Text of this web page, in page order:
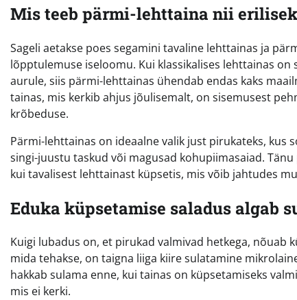
Mis teeb pärmi-lehttaina nii
Sageli aetakse poes segamini tavaline lehttainas ja
lõpptulemuse iseloomu. Kui klassikalises lehttainas
aurule, siis pärmi-lehttainas ühendab endas kaks
tainas, mis kerkib ahjus jõulisemalt, on sisemusest
krõbeduse.
Pärmi-lehttainas on ideaalne valik just pirukateks, kus
singi-juustu taskud või magusad kohupiimasaiad.
kui tavalisest lehttainast küpsetis, mis võib jahtudes
Eduka küpsetamise saladus algab
Kuigi lubadus on, et pirukad valmivad hetkega,
mida tehakse, on taigna liiga kiire sulatamine
hakkab sulama enne, kui tainas on küpsetamiseks
mis ei kerki.